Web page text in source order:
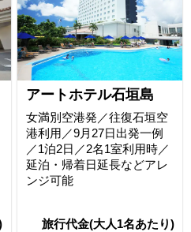
アートホテル石垣島
女満別空港発／往復石垣空
港利用／9月27日出発一例
／1泊2日／2名1室利用時／
延泊・帰着日延長などアレ
ンジ可能